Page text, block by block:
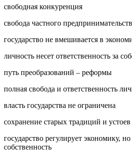
свободная конкуренция
свобода частного
государство не вмешивается в
личность несет ответственность за
путь преобразований – реформы
полная свобода и ответственность
власть государства не ограничена
сохранение старых традиций и устоев
государство регулирует экономику,
собственность